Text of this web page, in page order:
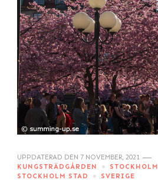
UPPDATERAD DEN 7 NOVEMBER, 2021
KUNGSTRÄDGÅRDEN
STOCKHOLM
STOCKHOLM STAD
SVERIGE